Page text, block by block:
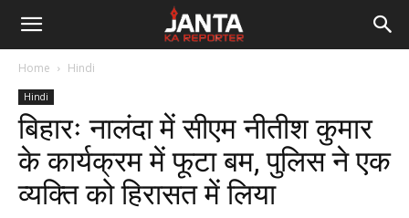
Janta
Reporter
Home Hindi
Hindi
बिहारः नालंदा में सीएम नीतीश कुमार
के कार्यक्रम में फूटा बम, पुलिस ने एक
व्यक्ति को हिरासत में लिया